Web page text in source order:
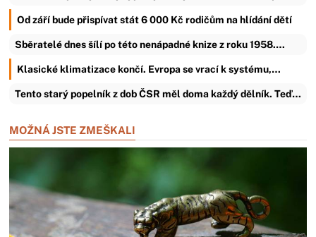
Od září bude přispívat stát 6 000 Kč rodičům na hlídání dětí
Sběratelé dnes šílí po této nenápadné knize z roku 1958.…
Klasické klimatizace končí. Evropa se vrací k systému,…
Tento starý popelník z dob ČSR měl doma každý dělník. Teď…
MOŽNÁ JSTE ZMEŠKALI